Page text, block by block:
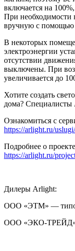
включается на
При необходимости
вручную с
В некоторых
электроэнергии
отсутствии
выключены. При
увеличивается до
Хотите создать
дома? Специалисты
Ознакомиться с
https://arlight.ru/uslugi/
Подробнее о
https://arlight.ru/
Дилеры Arlight:
ООО «ЭТМ» —
ООО «ЭКО-